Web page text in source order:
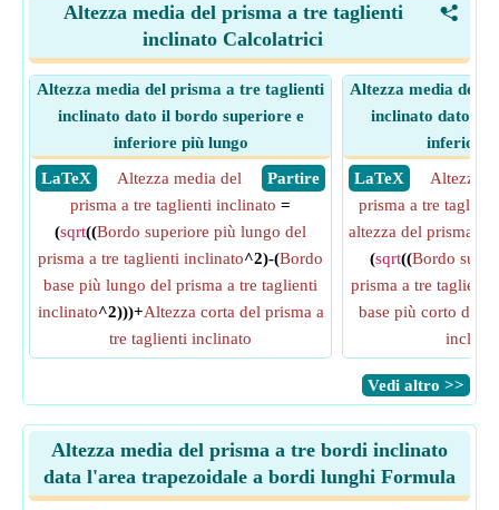
<
Altezza media del prisma a tre taglienti
inclinato Calcolatrici
Altezza media del prisma a tre taglienti
inclinato dato il bordo superiore e
inferiore più lungo
​ LaTeX
​ Partire
Altezza media del
prisma a tre taglienti inclinato =
(sqrt((Bordo superiore più lungo del
prisma a tre taglienti inclinato^2)-(Bordo
base più lungo del prisma a tre taglienti
inclinato^2)))+Altezza corta del prisma a
tre taglienti inclinato
Altezza media del
inclinato dato il
inferiore
​ LaTeX
Altezza
prisma a tre
altezza del prisma a
(sqrt((Bordo
prisma a tre taglienti
base più corto del
​Vedi altro >>
Altezza media del prisma a tre bordi inclinato
data l'area trapezoidale a bordi lunghi Formula